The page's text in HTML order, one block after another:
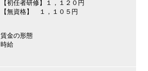
【初任者研修】１，１２０円
【無資格】 １，１０５円
賃金の形態
時給